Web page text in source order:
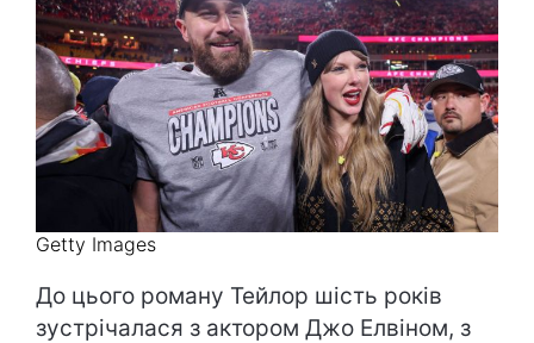
Getty Images
До цього роману Тейлор шість років
зустрічалася з актором Джо Елвіном, з